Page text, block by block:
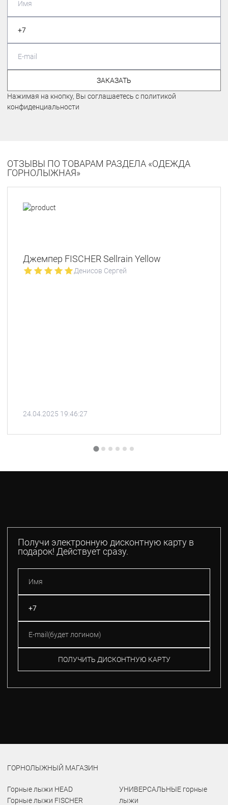
ЗАКАЗАТЬ
Нажимая на кнопку, Вы соглашаетесь с политикой
конфиденциальности
ОТЗЫВЫ ПО ТОВАРАМ РАЗДЕЛА «ОДЕЖДА
ГОРНОЛЫЖНАЯ»
Джемпер FISCHER Sellrain Yellow
Денисов Сергей
24.04.2025 19:46:27
Получи электронную дисконтную карту в
подарок! Действует сразу.
ПОЛУЧИТЬ ДИСКОНТНУЮ КАРТУ
ГОРНОЛЫЖНЫЙ МАГАЗИН
Горные лыжи HEAD
Горные лыжи FISCHER
УНИВЕРСАЛЬНЫЕ горные
лыжи